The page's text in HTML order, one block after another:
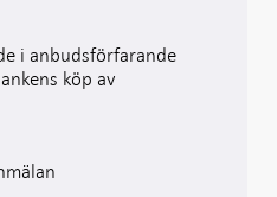
i anbudsförfarande
köp av